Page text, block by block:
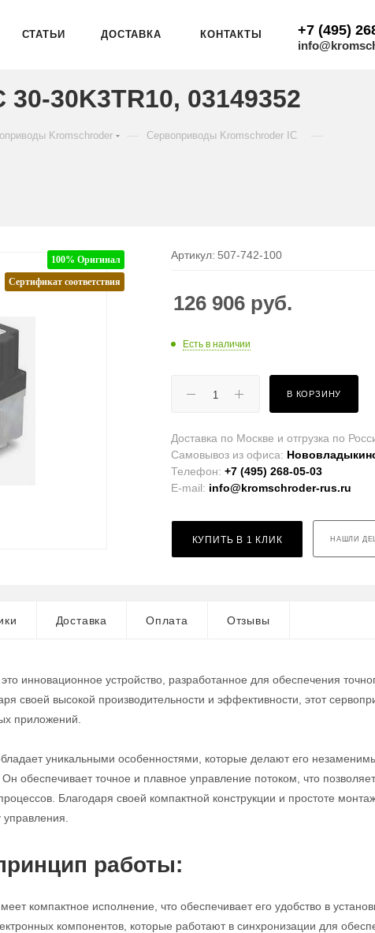
СТАТЬИ ДОСТАВКА КОНТАКТЫ +7 (495)
30K3TR10, 03149352
Kromschroder Сервоприводы Kromschroder IC
100% Оригинал
Сертификат соответствия
Артикул: 507-742-100
126 906 руб.
Есть в наличии
В КОРЗИНУ
Доставка по Москве и отгрузка по
Самовывоз из офиса:
Телефон:+7 (495) 268-05-03
E-mail: info@kromschroder-rus.ru
КУПИТЬ В 1 КЛИК НАШЛИ
Доставка Оплата Отзывы
инновационное устройство, разработанное для обеспечения
своей высокой производительности и эффективности, этот
приложений.
уникальными особенностями, которые делают его
обеспечивает точное и плавное управление потоком, что
Благодаря своей компактной конструкции и простоте
работы:
компактное исполнение, что обеспечивает его удобство в
компонентов, которые работают в синхронизации для